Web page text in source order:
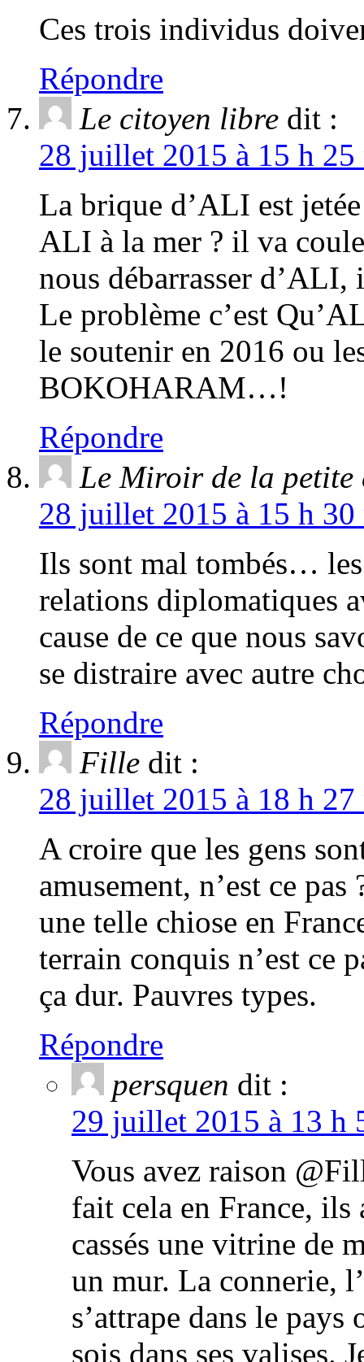
Ces trois individus
Répondre
Le citoyen libre dit :
28 juillet 2015 à 15 h
La brique d’ALI est
ALI à la mer ? il va
nous débarrasser
Le problème c’est
le soutenir en 2016 ou
BOKOHARAM…!
Répondre
Le Miroir de la petite
28 juillet 2015 à 15 h
Ils sont mal tombés…
relations diplomatiques
cause de ce que nous
se distraire avec autre
Répondre
Fille dit :
28 juillet 2015 à 18 h
A croire que les gens
amusement, n’est ce
une telle chiose en
terrain conquis n’est ce
ça dur. Pauvres types.
Répondre
persquen dit :
29 juillet 2015 à 13 h
Vous avez raison
fait cela en France,
cassés une vitrine de
un mur. La connerie,
s’attrape dans le pays
sois dans ses valises.